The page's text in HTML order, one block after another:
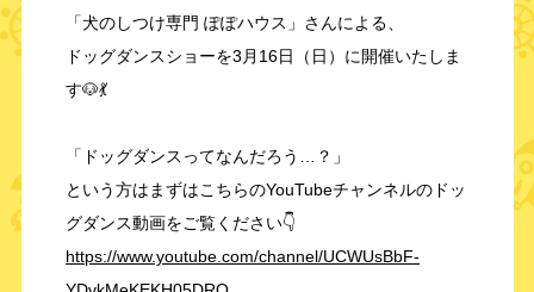
「犬のしつけ専門 ぽぽハウス」さんによる、
ドッグダンスショーを3月16日（日）に開催いたしま
す🐶💃
「ドッグダンスってなんだろう…？」
という方はまずはこちらのYouTubeチャンネルのドッ
グダンス動画をご覧ください👇
https://www.youtube.com/channel/UCWUsBbF-